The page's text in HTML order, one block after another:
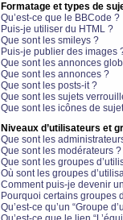
Formatage et types de
Qu’est-ce que le BBCode ?
Puis-je utiliser du HTML ?
Que sont les smileys ?
Puis-je publier des images
Que sont les annonces
Que sont les annonces ?
Que sont les posts-it ?
Que sont les sujets
Que sont les icônes de
Niveaux d’utilisateurs et
Que sont les
Que sont les modérateurs ?
Que sont les groupes
Où sont les groupes
Comment puis-je devenir
Pourquoi certains groupes
Qu’est-ce qu’un “Groupe